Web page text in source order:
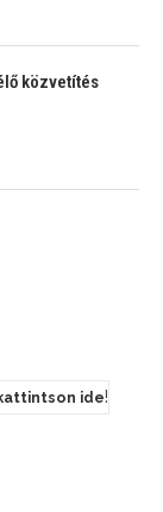
közvetítés
ide!